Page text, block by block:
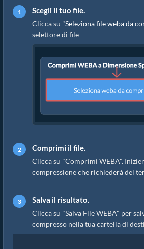
Scegli il tuo file.
Clicca su "Seleziona file weba da
selettore di file
Comprimi il file.
Clicca su "Comprimi WEBA".
compressione che richiederà del
Salva il risultato.
Clicca su "Salva File WEBA" per
compresso nella tua cartella di